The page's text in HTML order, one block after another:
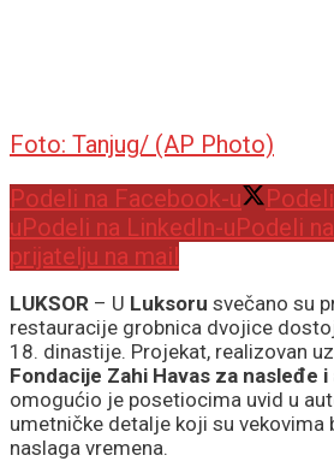
Foto: Tanjug/ (AP Photo)
Podeli na Facebook-u
u Podeli na LinkedIn-u Podeli
prijatelju na mail
LUKSOR – U Luksoru svečano su
restauracije grobnica dvojice
18. dinastije. Projekat, realizovan
Fondacije Zahi Havas za nasleđe
omogućio je posetiocima uvid u
umetničke detalje koji su vekovima
naslaga vremena.